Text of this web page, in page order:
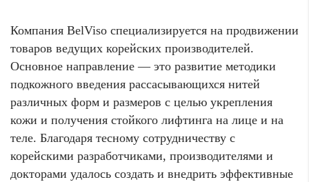
Компания BelViso специализируется на продвижении
товаров ведущих корейских производителей.
Основное направление — это развитие методики
подкожного введения рассасывающихся нитей
различных форм и размеров с целью укрепления
кожи и получения стойкого лифтинга на лице и на
теле. Благодаря тесному сотрудничеству с
корейскими разработчиками, производителями и
докторами удалось создать и внедрить эффективные